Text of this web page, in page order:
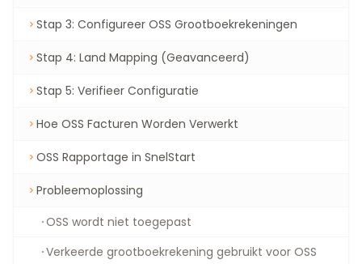
Stap 3: Configureer OSS Grootboekrekeningen
Stap 4: Land Mapping (Geavanceerd)
Stap 5: Verifieer Configuratie
Hoe OSS Facturen Worden Verwerkt
OSS Rapportage in SnelStart
Probleemoplossing
OSS wordt niet toegepast
Verkeerde grootboekrekening gebruikt voor OSS